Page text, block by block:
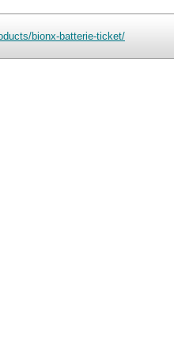
bionx-batterie-ticket/